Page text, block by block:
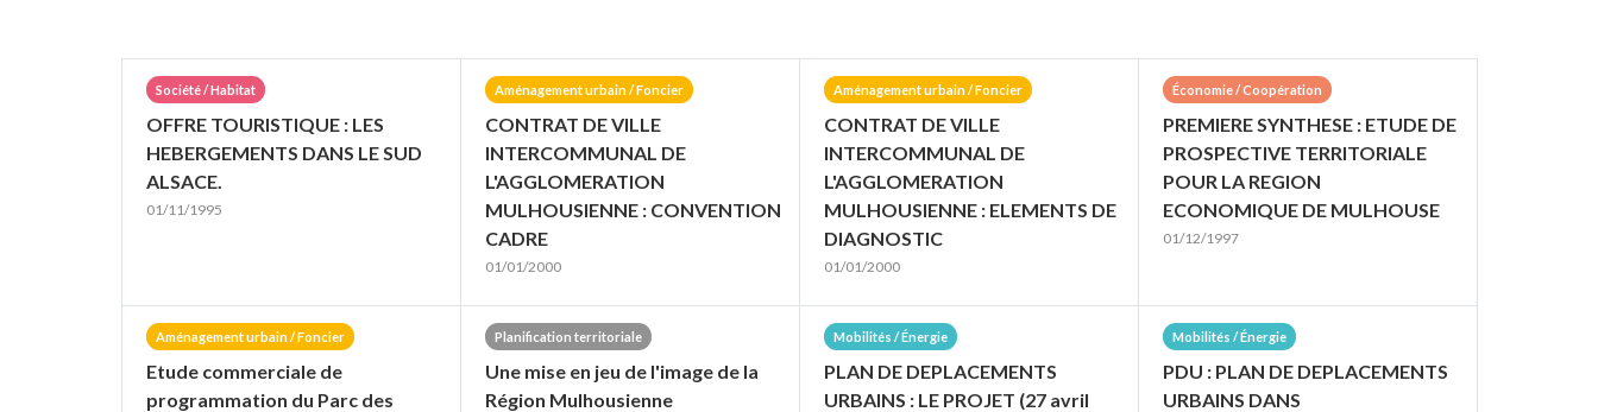
Société / Habitat
OFFRE TOURISTIQUE : LES
HEBERGEMENTS DANS LE SUD
ALSACE.
01/11/1995
Aménagement urbain / Foncier
CONTRAT DE VILLE
INTERCOMMUNAL DE
L'AGGLOMERATION
MULHOUSIENNE : CONVENTION
CADRE
01/01/2000
Aménagement urbain / Foncier
CONTRAT DE VILLE
INTERCOMMUNAL DE
L'AGGLOMERATION
MULHOUSIENNE : ELEMENTS DE
DIAGNOSTIC
01/01/2000
Économie / Coopération
PREMIERE SYNTHESE : ETUDE DE
PROSPECTIVE TERRITORIALE
POUR LA REGION
ECONOMIQUE DE MULHOUSE
01/12/1997
Aménagement urbain / Foncier
Etude commerciale de
programmation du Parc des
Planification territoriale
Une mise en jeu de l'image de la
Région Mulhousienne
Mobilités / Énergie
PLAN DE DEPLACEMENTS
URBAINS : LE PROJET (27 avril
Mobilités / Énergie
PDU : PLAN DE DEPLACEMENTS
URBAINS DANS